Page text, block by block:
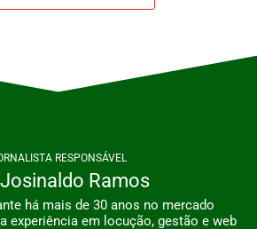
RESPONSÁVEL
Josinaldo Ramos
há mais de 30 anos no mercado
experiência em locução, gestão e web